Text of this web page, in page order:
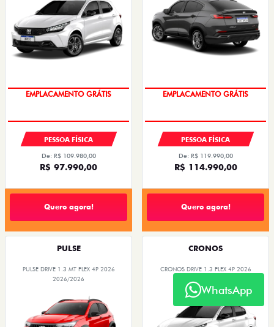
OPORTUNIDADE
PESSOA FÍSICA
De: R$ 109.980,00
R$ 97.990,00
Quero agora!
OPORTUNIDADE
PESSOA FÍSICA
De: R$ 119.990,00
R$ 114.990,00
Quero agora!
PULSE
PULSE DRIVE 1.3 MT FLEX 4P 2026
2026/2026
CRONOS
CRONOS DRIVE 1.3 FLEX 4P 2026
WhatsApp